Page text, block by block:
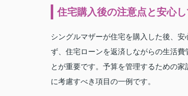
住宅購入後の注意点と安心
シングルマザーが住宅を購入した後、
ず、住宅ローンを返済しながらの生活
とが重要です。予算を管理するための
に考慮すべき項目の一例です。